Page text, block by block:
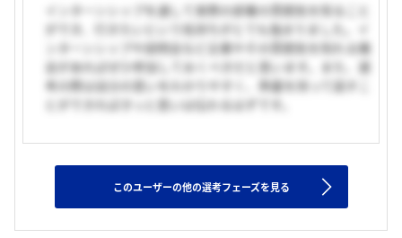
インターンシップを通して実際の部署の雰囲気を知ること
ができ、行きたいという気持ちがとても強まりました。イ
ンターンシップや説明会など企業やその雰囲気を知れる機
会があればぜひ参加しておくべきだと思います。また、選
考の際は自分の思いをわかりやすく、熱量を持って話すこ
とができればきっと思いは伝わるはずです。
このユーザーの他の選考フェーズを見る